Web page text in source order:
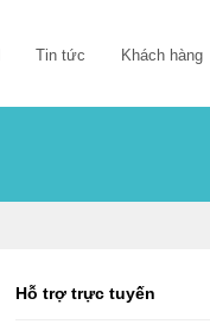
Tin tức Khách hàng
Hỗ trợ trực tuyến